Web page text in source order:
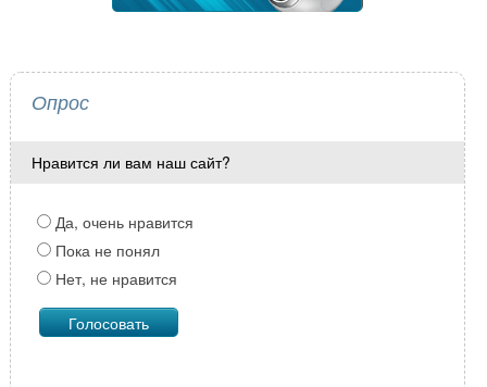
Опрос
Нравится ли вам наш сайт?
Да, очень нравится
Пока не понял
Нет, не нравится